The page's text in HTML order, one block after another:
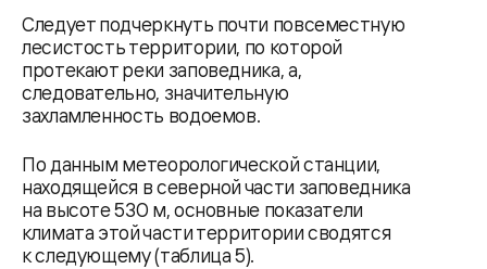
Следует подчеркнуть почти повсеместную
лесистость территории, по которой
протекают реки заповедника, а,
следовательно, значительную
захламленность водоемов.
По данным метеорологической станции,
находящейся в северной части заповедника
на высоте 530 м, основные показатели
климата этой части территории сводятся
к следующему (таблица 5).